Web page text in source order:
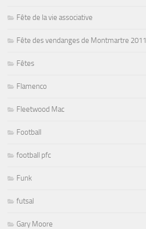
Fête de la vie associative
Fête des vendanges de Montmartre 2011
Fêtes
Flamenco
Fleetwood Mac
Football
football pfc
Funk
futsal
Gary Moore